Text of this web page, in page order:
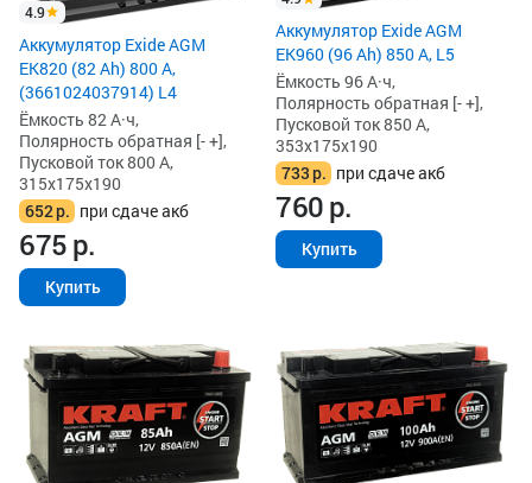
4.9
Аккумулятор Exide AGM
EK820 (82 Ah) 800 А,
(3661024037914) L4
Ёмкость 82 А·ч,
Полярность обратная [- +],
Пусковой ток 800 А,
315x175x190
652р. при сдаче акб
675р.
Купить
Аккумулятор Exide AGM
EK960 (96 Ah) 850 А, L5
Ёмкость 96 А·ч,
Полярность обратная [- +],
Пусковой ток 850 А,
353x175x190
733р. при сдаче акб
760р.
Купить